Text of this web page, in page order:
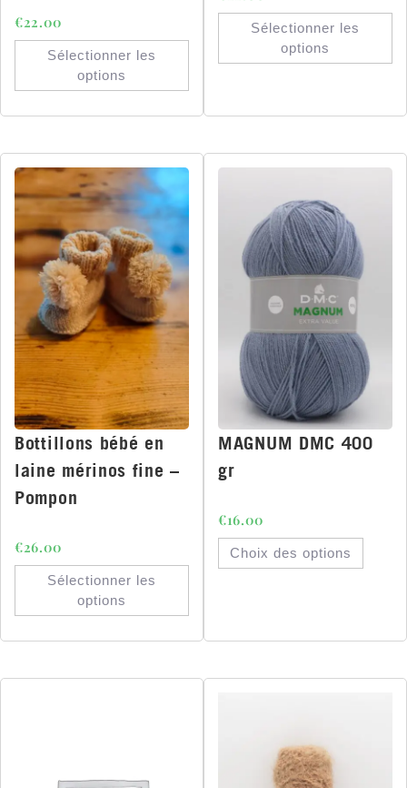
€22.00
Sélectionner les
options
Sélectionner les
options
Bottillons bébé en
laine mérinos fine –
Pompon
€26.00
Sélectionner les
options
MAGNUM DMC 400
gr
€16.00
Choix des options